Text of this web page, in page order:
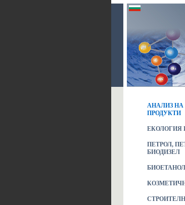
АНАЛИЗ НА
ПРОДУКТИ
ЕКОЛОГИЯ
ПЕТРОЛ,
БИОДИЗЕЛ
БИОЕТАНОЛ